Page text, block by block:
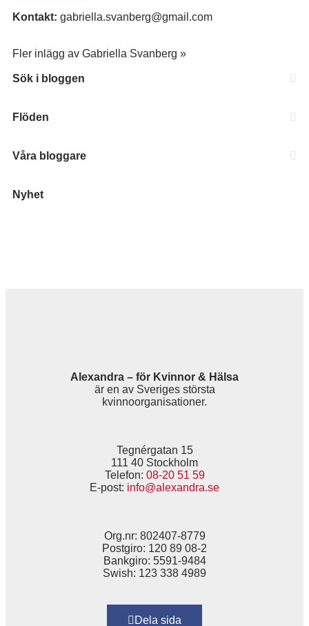
Kontakt: gabriella.svanberg@gmail.com
Fler inlägg av Gabriella Svanberg »
Sök i bloggen
Flöden
Våra bloggare
Nyhet
Alexandra – för Kvinnor & Hälsa
är en av Sveriges största
kvinnoorganisationer.
Tegnérgatan 15
111 40 Stockholm
Telefon: 08-20 51 59
E-post: info@alexandra.se
Org.nr: 802407-8779
Postgiro: 120 89 08-2
Bankgiro: 5591-9484
Swish: 123 338 4989
Dela sida